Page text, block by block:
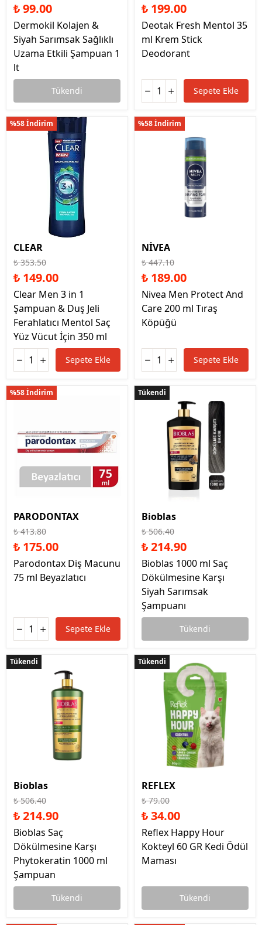
₺ 99.00
Dermokil Kolajen &
Siyah Sarımsak Sağlıklı
Uzama Etkili Şampuan 1
lt
Tükendi
₺ 199.00
Deotak Fresh Mentol 35
ml Krem Stick
Deodorant
Sepete Ekle
%58 İndirim
CLEAR
₺ 353.50
₺ 149.00
Clear Men 3 in 1
Şampuan & Duş Jeli
Ferahlatıcı Mentol Saç
Yüz Vücut İçin 350 ml
Sepete Ekle
%58 İndirim
NİVEA
₺ 447.10
₺ 189.00
Nivea Men Protect And
Care 200 ml Tıraş
Köpüğü
Sepete Ekle
%58 İndirim
PARODONTAX
₺ 413.80
₺ 175.00
Parodontax Diş Macunu
75 ml Beyazlatıcı
Sepete Ekle
Tükendi
Tükendi
Bioblas
₺ 506.40
₺ 214.90
Bioblas 1000 ml Saç
Dökülmesine Karşı
Siyah Sarımsak
Şampuanı
Tükendi
Tükendi
Tükendi
Bioblas
₺ 506.40
₺ 214.90
Bioblas Saç
Dökülmesine Karşı
Phytokeratin 1000 ml
Şampuan
Tükendi
Tükendi
Tükendi
REFLEX
₺ 79.00
₺ 34.00
Reflex Happy Hour
Kokteyl 60 GR Kedi Ödül
Maması
Tükendi